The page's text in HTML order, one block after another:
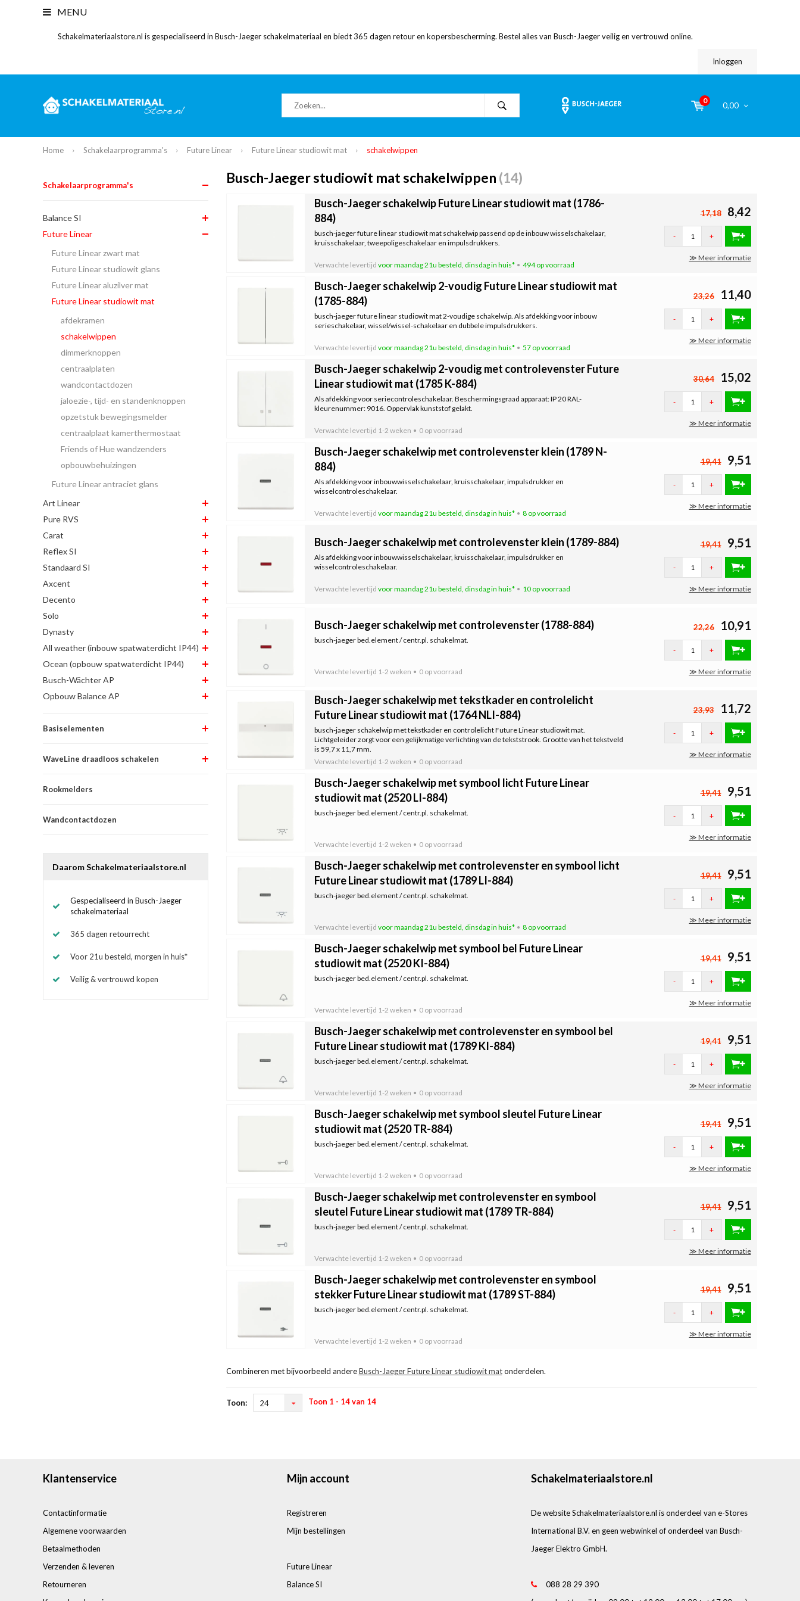
MENU
Schakelmateriaalstore.nl is gespecialiseerd in Busch-Jaeger schakelmateriaal en biedt 365 dagen retour en kopersbescherming. Bestel alles van Busch-Jaeger veilig en vertrouwd online.
Inloggen
0
0,00
Home Schakelaarprogramma's Future Linear Future Linear studiowit mat schakelwippen
Schakelaarprogramma's
Balance SI
Future Linear
Future Linear zwart mat
Future Linear studiowit glans
Future Linear aluzilver mat
Future Linear studiowit mat
afdekramen
schakelwippen
dimmerknoppen
centraalplaten
wandcontactdozen
jaloezie-, tijd- en standenknoppen
opzetstuk bewegingsmelder
centraalplaat kamerthermostaat
Friends of Hue wandzenders
opbouwbehuizingen
Future Linear antraciet glans
Art Linear
Pure RVS
Carat
Reflex SI
Standaard SI
Axcent
Decento
Solo
Dynasty
All weather (inbouw spatwaterdicht IP44)
Ocean (opbouw spatwaterdicht IP44)
Busch-Wächter AP
Opbouw Balance AP
Basiselementen
WaveLine draadloos schakelen
Rookmelders
Wandcontactdozen
Daarom Schakelmateriaalstore.nl
Gespecialiseerd in Busch-Jaeger
schakelmateriaal
365 dagen retourrecht
Voor 21u besteld, morgen in huis*
Veilig & vertrouwd kopen
Busch-Jaeger studiowit mat schakelwippen (14)
Busch-Jaeger schakelwip Future Linear studiowit mat (1786-
884)
busch-jaeger future linear studiowit mat schakelwip passend op de inbouw wisselschakelaar,
kruisschakelaar, tweepoligeschakelaar en impulsdrukkers.
Verwachte levertijd voor maandag 21u besteld, dinsdag in huis* 494 op voorraad
17,18 8,42
- +
≫ Meer informatie
Busch-Jaeger schakelwip 2-voudig Future Linear studiowit mat
(1785-884)
busch-jaeger future linear studiowit mat 2-voudige schakelwip. Als afdekking voor inbouw
serieschakelaar, wissel/wissel-schakelaar en dubbele impulsdrukkers.
Verwachte levertijd voor maandag 21u besteld, dinsdag in huis* 57 op voorraad
23,26 11,40
- +
≫ Meer informatie
Busch-Jaeger schakelwip 2-voudig met controlevenster Future
Linear studiowit mat (1785 K-884)
Als afdekking voor seriecontroleschakelaar. Beschermingsgraad apparaat: IP 20 RAL-
kleurenummer: 9016. Oppervlak kunststof gelakt.
Verwachte levertijd 1-2 weken 0 op voorraad
30,64 15,02
- +
≫ Meer informatie
Busch-Jaeger schakelwip met controlevenster klein (1789 N-
884)
Als afdekking voor inbouwwisselschakelaar, kruisschakelaar, impulsdrukker en
wisselcontroleschakelaar.
Verwachte levertijd voor maandag 21u besteld, dinsdag in huis* 8 op voorraad
19,41 9,51
- +
≫ Meer informatie
Busch-Jaeger schakelwip met controlevenster klein (1789-884)
Als afdekking voor inbouwwisselschakelaar, kruisschakelaar, impulsdrukker en
wisselcontroleschakelaar.
Verwachte levertijd voor maandag 21u besteld, dinsdag in huis* 10 op voorraad
19,41 9,51
- +
≫ Meer informatie
Busch-Jaeger schakelwip met controlevenster (1788-884)
busch-jaeger bed.element / centr.pl. schakelmat.
Verwachte levertijd 1-2 weken 0 op voorraad
22,26 10,91
- +
≫ Meer informatie
Busch-Jaeger schakelwip met tekstkader en controlelicht
Future Linear studiowit mat (1764 NLI-884)
busch-jaeger schakelwip met tekstkader en controlelicht Future Linear studiowit mat.
Lichtgeleider zorgt voor een gelijkmatige verlichting van de tekststrook. Grootte van het tekstveld
is 59,7 x 11,7 mm.
Verwachte levertijd 1-2 weken 0 op voorraad
23,93 11,72
- +
≫ Meer informatie
Busch-Jaeger schakelwip met symbool licht Future Linear
studiowit mat (2520 LI-884)
busch-jaeger bed.element / centr.pl. schakelmat.
Verwachte levertijd 1-2 weken 0 op voorraad
19,41 9,51
- +
≫ Meer informatie
Busch-Jaeger schakelwip met controlevenster en symbool licht
Future Linear studiowit mat (1789 LI-884)
busch-jaeger bed.element / centr.pl. schakelmat.
Verwachte levertijd voor maandag 21u besteld, dinsdag in huis* 8 op voorraad
19,41 9,51
- +
≫ Meer informatie
Busch-Jaeger schakelwip met symbool bel Future Linear
studiowit mat (2520 KI-884)
busch-jaeger bed.element / centr.pl. schakelmat.
Verwachte levertijd 1-2 weken 0 op voorraad
19,41 9,51
- +
≫ Meer informatie
Busch-Jaeger schakelwip met controlevenster en symbool bel
Future Linear studiowit mat (1789 KI-884)
busch-jaeger bed.element / centr.pl. schakelmat.
Verwachte levertijd 1-2 weken 0 op voorraad
19,41 9,51
- +
≫ Meer informatie
Busch-Jaeger schakelwip met symbool sleutel Future Linear
studiowit mat (2520 TR-884)
busch-jaeger bed.element / centr.pl. schakelmat.
Verwachte levertijd 1-2 weken 0 op voorraad
19,41 9,51
- +
≫ Meer informatie
Busch-Jaeger schakelwip met controlevenster en symbool
sleutel Future Linear studiowit mat (1789 TR-884)
busch-jaeger bed.element / centr.pl. schakelmat.
Verwachte levertijd 1-2 weken 0 op voorraad
19,41 9,51
- +
≫ Meer informatie
Busch-Jaeger schakelwip met controlevenster en symbool
stekker Future Linear studiowit mat (1789 ST-884)
busch-jaeger bed.element / centr.pl. schakelmat.
Verwachte levertijd 1-2 weken 0 op voorraad
19,41 9,51
- +
≫ Meer informatie
Combineren met bijvoorbeeld andereBusch-Jaeger Future Linear studiowit matonderdelen.
Toon: 24 Toon 1 - 14 van 14
Klantenservice
Contactinformatie
Algemene voorwaarden
Betaalmethoden
Verzenden & leveren
Retourneren
Mijn account
Registreren
Mijn bestellingen
Future Linear
Balance SI
Schakelmateriaalstore.nl
De website Schakelmateriaalstore.nl is onderdeel van e-Stores
International B.V. en geen webwinkel of onderdeel van Busch-
Jaeger Elektro GmbH.
088 28 29 390